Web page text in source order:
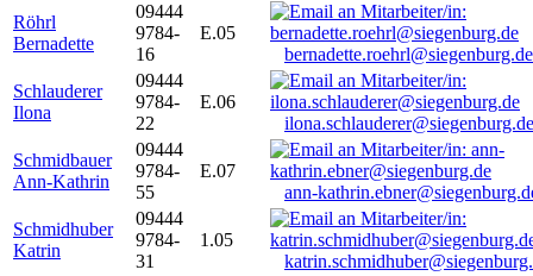
Röhrl
Bernadette
09444
9784-
16
E.05
bernadette.roehrl@siegenburg.de
Schlauderer
Ilona
09444
9784-
22
E.06
ilona.schlauderer@siegenburg.de
Schmidbauer
Ann-Kathrin
09444
9784-
55
E.07
ann-
Schmidhuber
Katrin
09444
9784-
31
1.05